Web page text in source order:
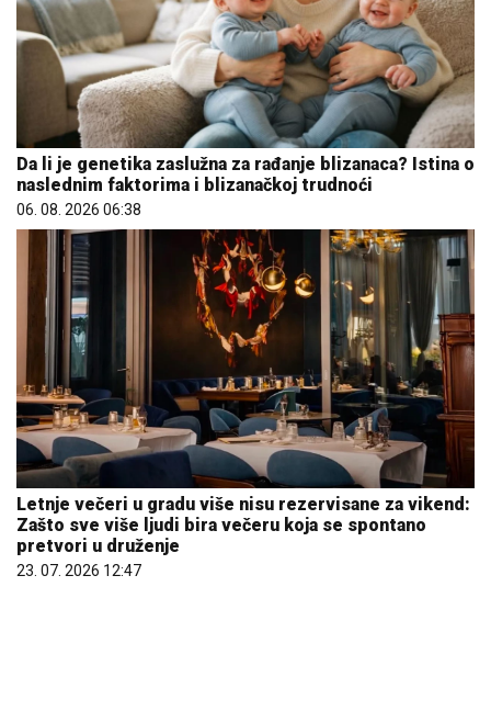
Da li je genetika zaslužna za rađanje blizanaca? Istina o
naslednim faktorima i blizanačkoj trudnoći
06. 08. 2026 06:38
Letnje večeri u gradu više nisu rezervisane za vikend:
Zašto sve više ljudi bira večeru koja se spontano
pretvori u druženje
23. 07. 2026 12:47